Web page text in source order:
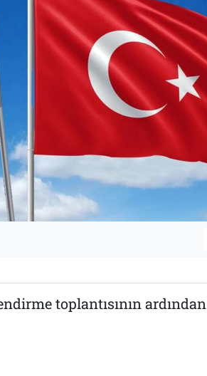
toplantısının ardından